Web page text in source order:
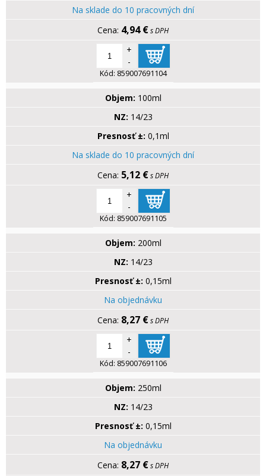
Na sklade do 10 pracovných dní
4,94 €s DPH
+
-
Kód: 859007691104
Objem: 100ml
NZ: 14/23
Presnosť ±: 0,1ml
Na sklade do 10 pracovných dní
5,12 €s DPH
+
-
Kód: 859007691105
Objem: 200ml
NZ: 14/23
Presnosť ±: 0,15ml
Na objednávku
8,27 €s DPH
+
-
Kód: 859007691106
Objem: 250ml
NZ: 14/23
Presnosť ±: 0,15ml
Na objednávku
8,27 €s DPH